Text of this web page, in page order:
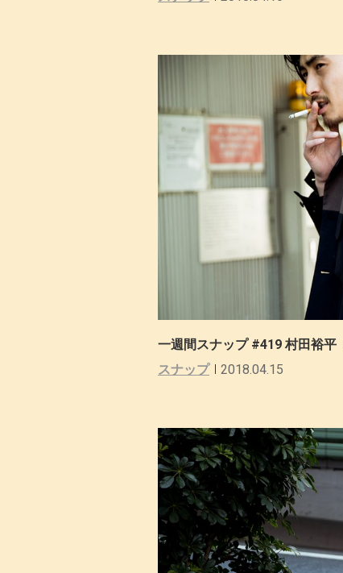
一週間スナップ #419 村田裕平
スナップ
2018.04.15